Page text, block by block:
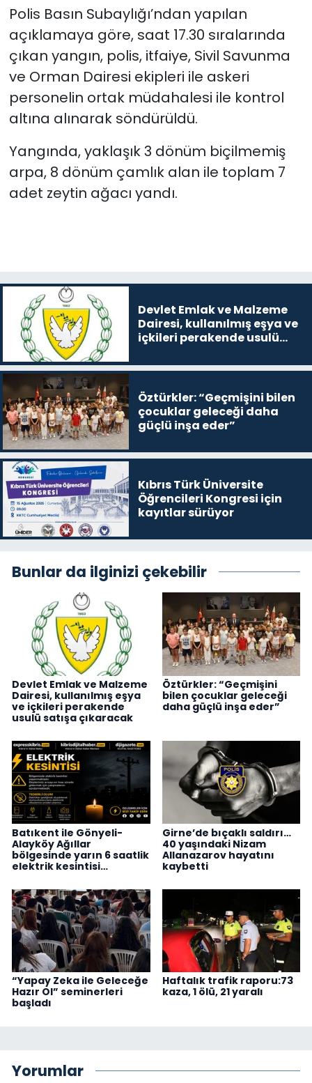
Polis Basın Subaylığı’ndan yapılan
açıklamaya göre, saat 17.30 sıralarında
çıkan yangın, polis, itfaiye, Sivil Savunma
ve Orman Dairesi ekipleri ile askeri
personelin ortak müdahalesi ile kontrol
altına alınarak söndürüldü.
Yangında, yaklaşık 3 dönüm biçilmemiş
arpa, 8 dönüm çamlık alan ile toplam 7
adet zeytin ağacı yandı.
Devlet Emlak ve Malzeme
Dairesi, kullanılmış eşya ve
içkileri perakende usulü
Öztürkler: “Geçmişini bilen
çocuklar geleceği daha
güçlü inşa eder”
Kıbrıs Türk Üniversite
Öğrencileri Kongresi için
kayıtlar sürüyor
Bunlar da ilginizi çekebilir
Devlet Emlak ve Malzeme
Dairesi, kullanılmış eşya
ve içkileri perakende
usulü satışa çıkaracak
Öztürkler: “Geçmişini
bilen çocuklar geleceği
daha güçlü inşa eder”
Batıkent ile Gönyeli-
Alayköy Ağıllar
bölgesinde yarın 6 saatlik
elektrik kesintisi…
Girne’de bıçaklı saldırı…
40 yaşındaki Nizam
Allanazarov hayatını
kaybetti
“Yapay Zeka ile Geleceğe
Hazır Ol” seminerleri
başladı
Haftalık trafik raporu:73
kaza, 1 ölü, 21 yaralı
Yorumlar
Video Galeri
YAŞAM
Yazarlar